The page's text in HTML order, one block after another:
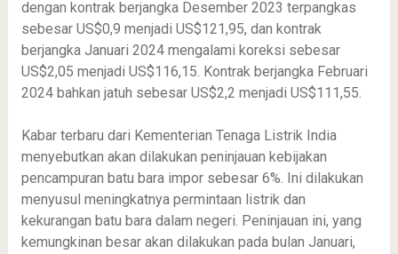
dengan kontrak berjangka Desember 2023 terpangkas
sebesar US$0,9 menjadi US$121,95, dan kontrak
berjangka Januari 2024 mengalami koreksi sebesar
US$2,05 menjadi US$116,15. Kontrak berjangka Februari
2024 bahkan jatuh sebesar US$2,2 menjadi US$111,55.
Kabar terbaru dari Kementerian Tenaga Listrik India
menyebutkan akan dilakukan peninjauan kebijakan
pencampuran batu bara impor sebesar 6%. Ini dilakukan
menyusul meningkatnya permintaan listrik dan
kekurangan batu bara dalam negeri. Peninjauan ini, yang
kemungkinan besar akan dilakukan pada bulan Januari,